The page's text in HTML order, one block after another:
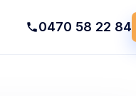
0470 58 22 84